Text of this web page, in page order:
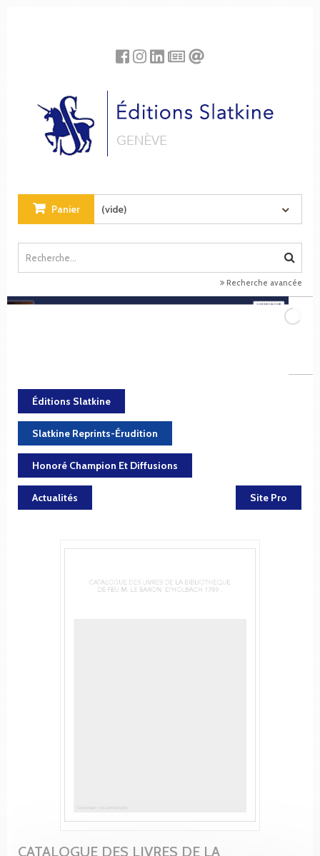
Panier (vide)
Recherche avancée
Éditions Slatkine
Slatkine Reprints-Érudition
Honoré Champion Et Diffusions
Actualités Site Pro
CATALOGUE DES LIVRES DE LA